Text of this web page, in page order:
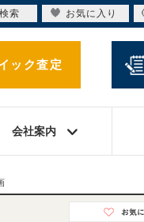
ック査定
会社案内
索 お気に入り